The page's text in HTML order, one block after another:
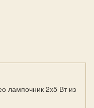
лампочник 2х5 Вт из